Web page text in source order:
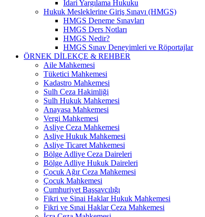
İdari Yargılama Hukuku
Hukuk Mesleklerine Giriş Sınavı (HMGS)
HMGS Deneme Sınavları
HMGS Ders Notları
HMGS Nedir?
HMGS Sınav Deneyimleri ve Röportajlar
ÖRNEK DILEKÇE & REHBER
Aile Mahkemesi
Tüketici Mahkemesi
Kadastro Mahkemesi
Sulh Ceza Hakimliği
Sulh Hukuk Mahkemesi
Anayasa Mahkemesi
Vergi Mahkemesi
Asliye Ceza Mahkemesi
Asliye Hukuk Mahkemesi
Asliye Ticaret Mahkemesi
Bölge Adliye Ceza Daireleri
Bölge Adliye Hukuk Daireleri
Çocuk Ağır Ceza Mahkemesi
Çocuk Mahkemesi
Cumhuriyet Başsavcılığı
Fikri ve Sinai Haklar Hukuk Mahkemesi
Fikri ve Sınai Haklar Ceza Mahkemesi